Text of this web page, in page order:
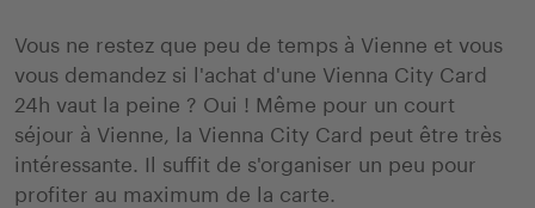
Vous ne restez que peu de temps à Vienne et vous
vous demandez si l'achat d'une Vienna City Card
24h vaut la peine ? Oui ! Même pour un court
séjour à Vienne, la Vienna City Card peut être très
intéressante. Il suffit de s'organiser un peu pour
profiter au maximum de la carte.